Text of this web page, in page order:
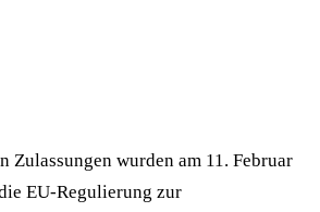
wurden am 11. Februar
EU-Regulierung zur